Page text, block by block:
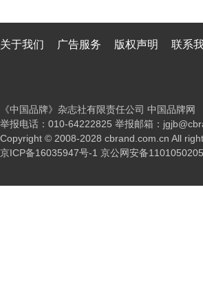
关于我们 广告服务 版权声明 联系
《中国品牌》杂志社有限责任公司 中国品牌网
举报电话：010-64222825 举报邮箱：
Copyright © 2008-2028 cbrand.com.cn All
京ICP备16035947号-1 京公网安备